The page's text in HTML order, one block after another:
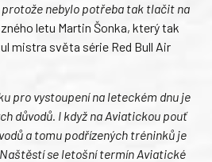
nebylo potřeba tak tlačit na
letu Martin Šonka, který tak
mistra světa série Red Bull Air
pro vystoupení na leteckém dnu je
důvodů. I když na Aviatickou pouť
a tomu podřízených tréninků je
se letošní termín Aviatické